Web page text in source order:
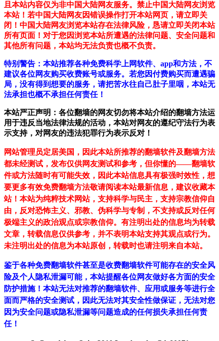
且本站内容仅为非中国大陆网友服务。禁止中国大陆网友浏览
本站！若中国大陆网友因错误操作打开本站网页，请立即关
闭！中国大陆网友浏览本站存在法律风险，恳请立即关闭本站
所有页面！对于您因浏览本站所遭遇的法律问题、安全问题和
其他所有问题，本站均无法负责也概不负责。
特别警告：本站推荐各种免费科学上网软件、app和方法，不
建议各位网友购买收费账号或服务。若您因付费购买而遭遇骗
局，没有得到想要的服务，请把苦水往自己肚子里咽，本站无
法承担也概不承担任何责任！
本站严正声明：各位翻墙的网友切勿将本站介绍的翻墙方法运
用于违反当地法律法规的活动，本站对网友的遵纪守法行为表
示支持，对网友的违法犯罪行为表示反对！
网站管理员定居美国，因此本站所推荐的翻墙软件及翻墙方法
都未经测试，发布仅供网友测试和参考，但你懂的——翻墙软
件或方法随时有可能失效，因此本站信息具有极强时效性，想
要更多有效免费翻墙方法敬请阅读本站最新信息，建议收藏本
站！ 本站为纯粹技术网站，支持科学与民主，支持宗教信仰自
由，反对恐怖主义、邪教、伪科学与专制，不支持或反对任何
极端主义的政治观点或宗教信仰。有注明出处的信息均为转载
文章，转载信息仅供参考，并不表明本站支持其观点或行为。
未注明出处的信息为本站原创，转载时也请注明来自本站。
鉴于各种免费翻墙软件甚至是收费翻墙软件可能存在的安全风
险及个人隐私泄漏可能，本站提醒各位网友做好各方面的安全
防护措施！本站无法对推荐的翻墙软件、应用或服务等进行全
面而严格的安全测试，因此无法对其安全性做保证，无法对您
因为安全问题或隐私泄漏等问题造成的任何损失承担任何责
任！